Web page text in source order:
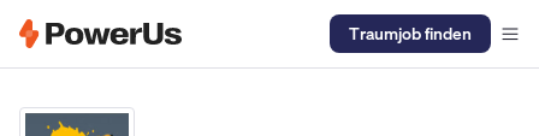
Traumjob finden